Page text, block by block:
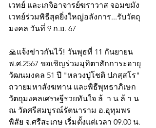
เวทย์ และเกจิอาจารย์ฆราวาส จอมขมัง
เวทย์ร่วมพิธีสุดยิ่งใหญ่อลังการ...รับวัตถุ
มงคล วันที่ 9 ก.ย. 67
🙏แจ้งข่าวกันไว้! วันพุธที่ 11 กันยายน
พ.ศ.2567 ขอเชิญร่วมมุทิตาสักการะอายุ
วัฒนมงคล 51 ปี "หลวงปู่โชติ ปภสฺสโร"
ถวายมหาสังฆทาน และพิธีพุทธาภิเษก
วัตถุมงคลเศรษฐีรวยทันใจ ล้  า น ล้ า น
ณ วัดศรีสมบูรณ์รัตนาราม อ.อุทุมพร
พิสัย จ.ศรีสะเกษ เริ่มตั้งแต่เวลา 09.00 น.